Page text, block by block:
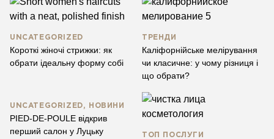
UNCATEGORIZED
Короткі жіночі стрижки: як
обрати ідеальну форму собі
ТРЕНДИ
Каліфорнійське мелірування
чи класичне: у чому різниця і
що обрати?
UNCATEGORIZED, НОВИНИ
PIED-DE-POULE відкрив
перший салон у Луцьку
ТОП ПОСЛУГИ